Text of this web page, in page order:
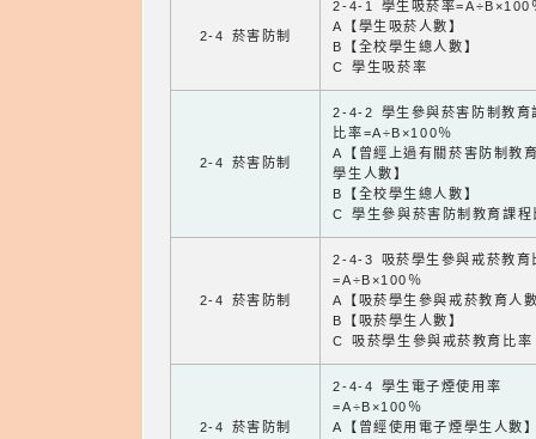
2-4 菸害防制
2-4-1 學生吸菸率=A÷B×100
A【學生吸菸人數】
B【全校學生總人數】
C 學生吸菸率
2-4 菸害防制
2-4-2 學生參與菸害防制教育
比率=A÷B×100％
A【曾經上過有關菸害防制教
學生人數】
B【全校學生總人數】
C 學生參與菸害防制教育課程
2-4 菸害防制
2-4-3 吸菸學生參與戒菸教育
=A÷B×100％
A【吸菸學生參與戒菸教育人
B【吸菸學生人數】
C 吸菸學生參與戒菸教育比率
2-4 菸害防制
2-4-4 學生電子煙使用率
=A÷B×100％
A【曾經使用電子煙學生人數